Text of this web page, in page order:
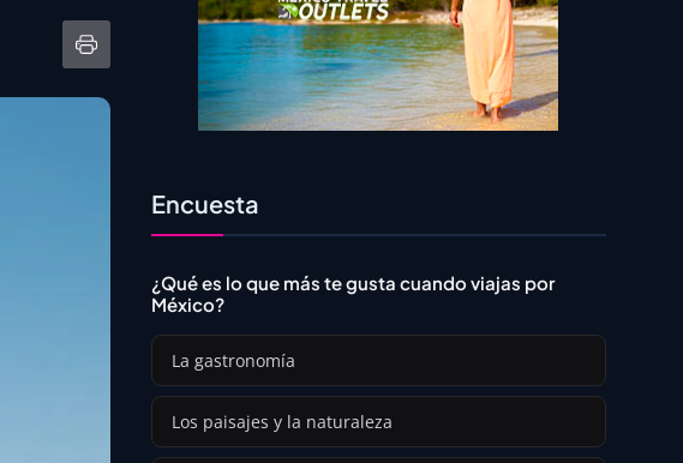
Encuesta
¿Qué es lo que más te gusta cuando viajas por
México?
La gastronomía
Los paisajes y la naturaleza